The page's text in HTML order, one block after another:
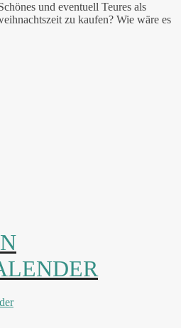
und eventuell Teures als
zu kaufen? Wie wäre es